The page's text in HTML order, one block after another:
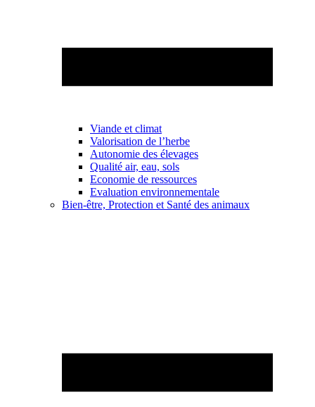
Viande et climat
Valorisation de l’herbe
Autonomie des élevages
Qualité air, eau, sols
Economie de ressources
Evaluation environnementale
Bien-être, Protection et Santé des animaux